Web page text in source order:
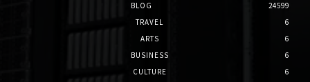
BLOG
24599
TRAVEL
6
ARTS
6
BUSINESS
6
CULTURE
6